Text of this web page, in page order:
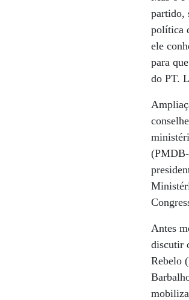
partido,
política
ele
para
do PT.
(PMDB-
Antes
discutir
Rebelo